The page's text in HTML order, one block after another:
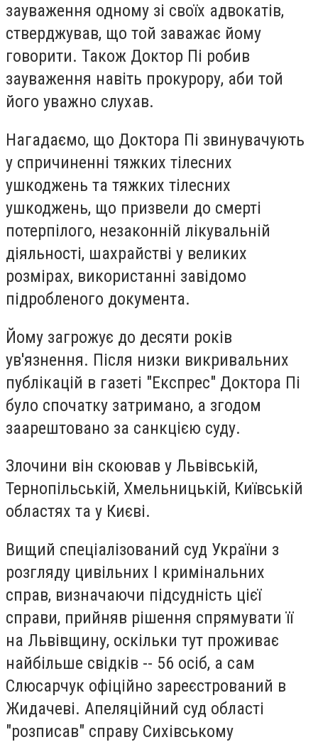
зауваження одному зі своїх адвокатів,
стверджував, що той заважає йому
говорити. Також Доктор Пі робив
зауваження навіть прокурору, аби той
його уважно слухав.
Нагадаємо, що Доктора Пi звинувачують
у спричиненнi тяжких тiлесних
ушкоджень та тяжких тiлесних
ушкоджень, що призвели до смертi
потерпiлого, незаконнiй лiкувальнiй
дiяльностi, шахрайствi у великих
розмiрах, використаннi завiдомо
пiдробленого документа.
Йому загрожує до десяти рокiв
ув'язнення. Після низки викривальних
публікацій в газеті "Експрес" Доктора Пі
було спочатку затримано, а згодом
заарештовано за санкцією суду.
Злочини вiн скоював у Львiвськiй,
Тернопiльськiй, Хмельницькiй, Київськiй
областях та у Києвi.
Вищий спецiалiзований суд України з
розгляду цивiльних I кримiнальних
справ, визначаючи пiдсуднiсть цiєї
справи, прийняв рiшення спрямувати її
на Львiвщину, оскiльки тут проживає
найбiльше свiдкiв -- 56 осiб, а сам
Слюсарчук офіційно зареєстрований в
Жидачевi. Апеляцiйний суд областi
"розписав" справу Сихiвському